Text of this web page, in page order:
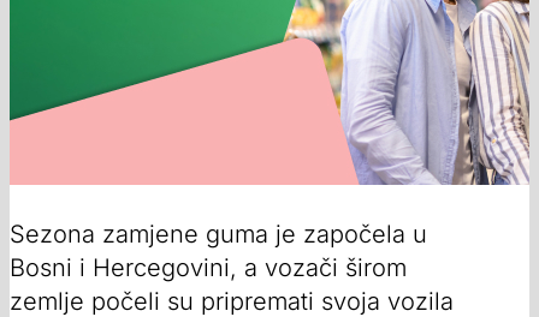
Sezona zamjene guma je započela u
Bosni i Hercegovini, a vozači širom
zemlje počeli su pripremati svoja vozila